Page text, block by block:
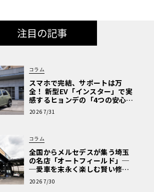
注目の記事
コラム
スマホで完結、サポートは万
全！ 新型EV「インスター」で実
感するヒョンデの「4つの安心」
【第1回・ヒョンデ6つの疑問：
Why? Hyundai?】〈PR〉
2026 7/31
コラム
全国からメルセデスが集う埼玉
の名店「オートフィールド」─
─愛車を末永く楽しむ賢い修理
術と、プロがフックス製オイル
を選ぶ理由〈PR〉
2026 7/30